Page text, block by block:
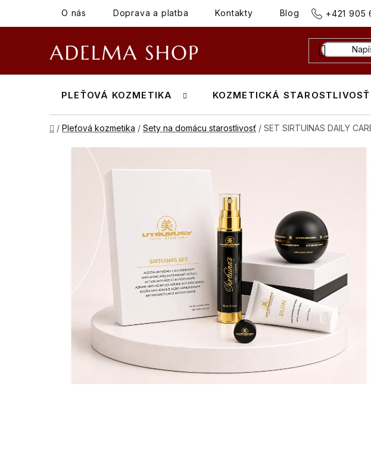
obsah
O nás Doprava a platba Kontakty Blog +421 905
PLEŤOVÁ KOZMETIKA KOZMETICKÁ STAROSTLIVOSŤ
Domov
/ Pleťová kozmetika / Sety na domácu starostlivosť / SET SIRTUINAS DAILY